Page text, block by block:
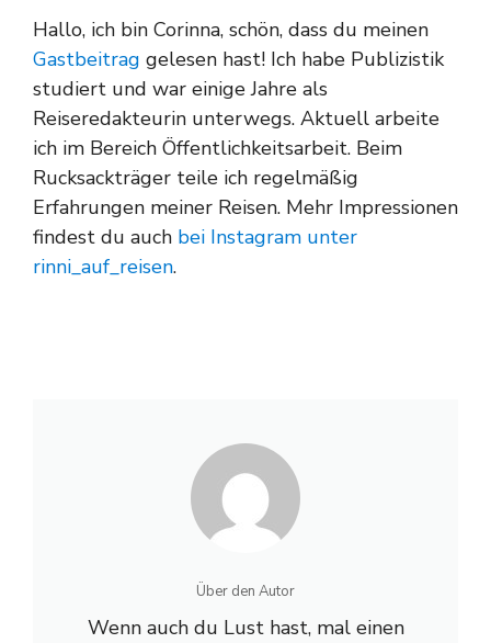
Hallo, ich bin Corinna, schön, dass du meinen
Gastbeitrag gelesen hast! Ich habe Publizistik
studiert und war einige Jahre als
Reiseredakteurin unterwegs. Aktuell arbeite
ich im Bereich Öffentlichkeitsarbeit. Beim
Rucksackträger teile ich regelmäßig
Erfahrungen meiner Reisen. Mehr Impressionen
findest du auch bei Instagram unter
rinni_auf_reisen.
Über den Autor
Wenn auch du Lust hast, mal einen